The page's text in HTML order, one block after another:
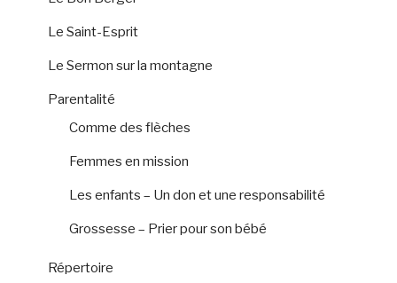
Le Saint-Esprit
Le Sermon sur la montagne
Parentalité
Comme des flèches
Femmes en mission
Les enfants – Un don et une responsabilité
Grossesse – Prier pour son bébé
Répertoire